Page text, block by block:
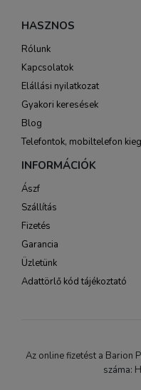
HASZNOS
Rólunk
Kapcsolatok
Elállási nyilatkozat
Gyakori keresések
Blog
Telefontok, mobiltelefon
INFORMÁCIÓK
Ászf
Szállítás
Fizetés
Garancia
Üzletünk
Adattörlő kód tájékoztató
Az online fizetést a Barion
száma: